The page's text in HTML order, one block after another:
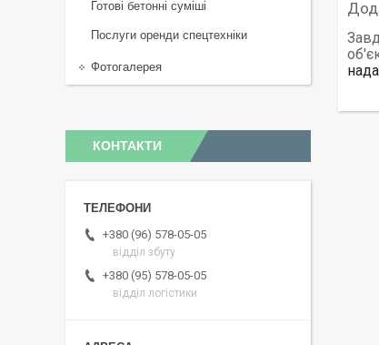
Готові бетонні суміші
Послуги оренди спецтехніки
Фотогалерея
КОНТАКТИ
+380 (96) 578-05-05
відділ збуту
+380 (95) 578-05-05
відділ логістики